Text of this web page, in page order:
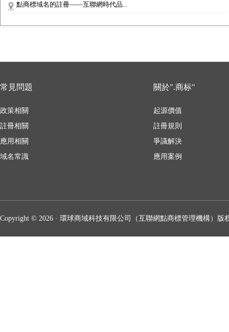
點商標域名的註冊——互聯網時代品...
常見問題
政策相關
註冊相關
應用相關
域名常識
關於".商标"
起源價值
註冊規則
爭議解決
應用案例
Copyright © 2026 · 環球商域科技有限公司（互聯網點商標管理機構）版